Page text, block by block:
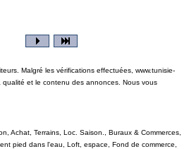
Malgré les vérifications effectuées, www.tunisie-
et le contenu des annonces. Nous vous
Achat, Terrains, Loc. Saison., Buraux & Commerces,
pied dans l'eau, Loft, espace, Fond de commerce,